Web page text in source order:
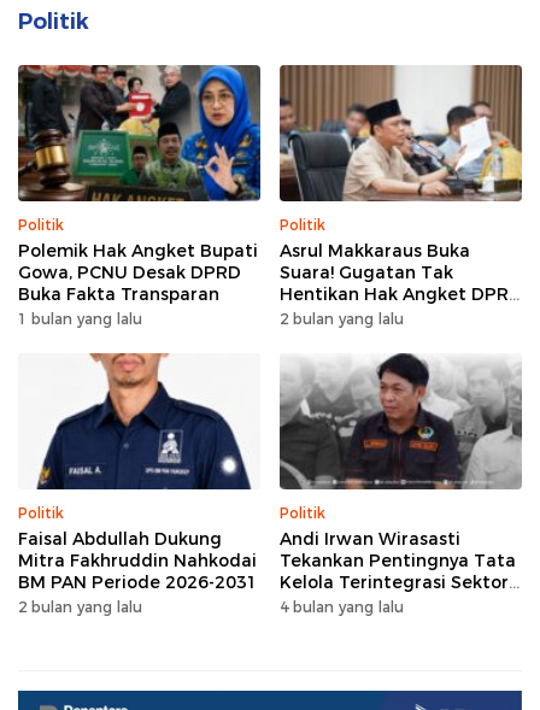
Politik
Politik
Polemik Hak Angket Bupati
Gowa, PCNU Desak DPRD
Buka Fakta Transparan
1 bulan yang lalu
Politik
Asrul Makkaraus Buka
Suara! Gugatan Tak
Hentikan Hak Angket DPRD
Gowa
2 bulan yang lalu
Politik
Faisal Abdullah Dukung
Mitra Fakhruddin Nahkodai
BM PAN Periode 2026-2031
2 bulan yang lalu
Politik
Andi Irwan Wirasasti
Tekankan Pentingnya Tata
Kelola Terintegrasi Sektor
Peternakan Sulsel
4 bulan yang lalu